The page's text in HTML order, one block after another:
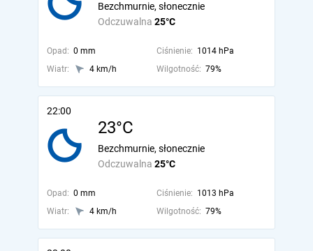
Odczuwalna 25°C
Bezchmurnie, słonecznie
Opad: 0 mm Ciśnienie: 1014 hPa
Wiatr:
4 km/h Wilgotność: 79%
22:00
23°C
Odczuwalna 25°C
Bezchmurnie, słonecznie
Opad: 0 mm Ciśnienie: 1013 hPa
Wiatr:
4 km/h Wilgotność: 79%